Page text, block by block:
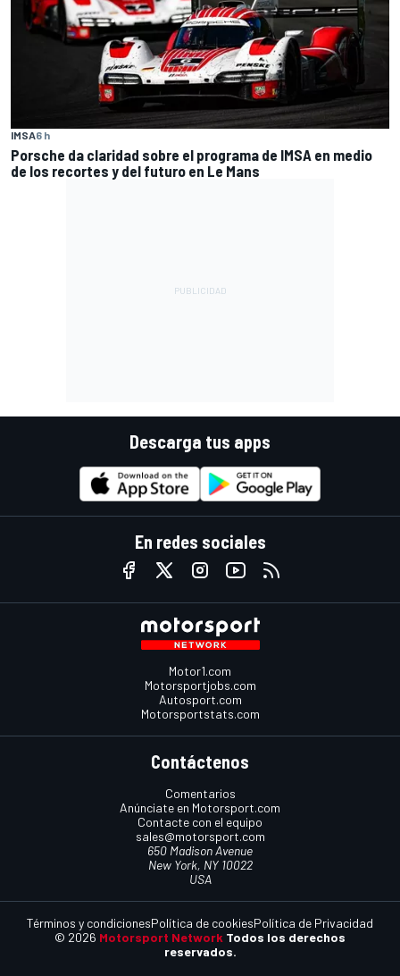
IMSA6 h
Porsche da claridad sobre el programa de IMSA en medio
de los recortes y del futuro en Le Mans
Descarga tus apps
En redes sociales
Motor1.com
Motorsportjobs.com
Autosport.com
Motorsportstats.com
Contáctenos
Comentarios
Anúnciate en Motorsport.com
Contacte con el equipo
sales@motorsport.com
650 Madison Avenue
New York, NY 10022
USA
© 2026 Motorsport Network Todos los derechos
reservados.
Términos y condicionesPolítica de cookiesPolítica de Privacidad